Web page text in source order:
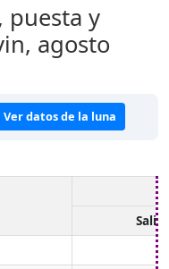
puesta y
agosto
Ver datos de la luna